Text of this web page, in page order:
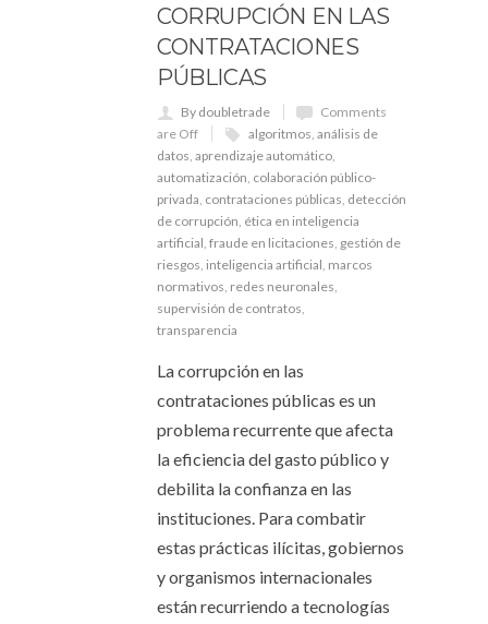
CORRUPCIÓN EN LAS
CONTRATACIONES
PÚBLICAS
By doubletrade
Comments
are Off
algoritmos, análisis de
datos, aprendizaje automático,
automatización, colaboración público-
privada, contrataciones públicas, detección
de corrupción, ética en inteligencia
artificial, fraude en licitaciones, gestión de
riesgos, inteligencia artificial, marcos
normativos, redes neuronales,
supervisión de contratos,
transparencia
La corrupción en las
contrataciones públicas es un
problema recurrente que afecta
la eficiencia del gasto público y
debilita la confianza en las
instituciones. Para combatir
estas prácticas ilícitas, gobiernos
y organismos internacionales
están recurriendo a tecnologías